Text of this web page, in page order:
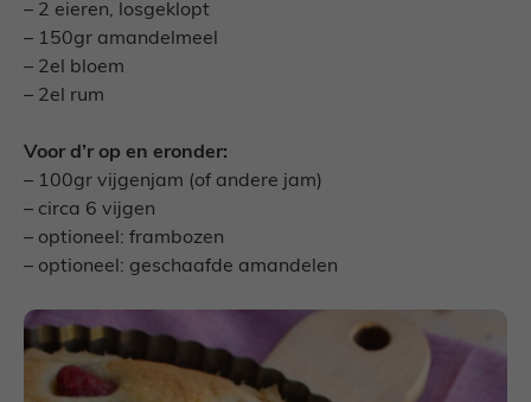
– 2 eieren, losgeklopt
– 150gr amandelmeel
– 2el bloem
– 2el rum
Voor d’r op en eronder:
– 100gr vijgenjam (of andere jam)
– circa 6 vijgen
– optioneel: frambozen
– optioneel: geschaafde amandelen